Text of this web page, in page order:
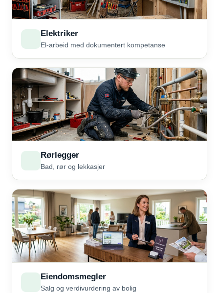
Elektriker
El-arbeid med dokumentert kompetanse
Rørlegger
Bad, rør og lekkasjer
Eiendomsmegler
Salg og verdivurdering av bolig